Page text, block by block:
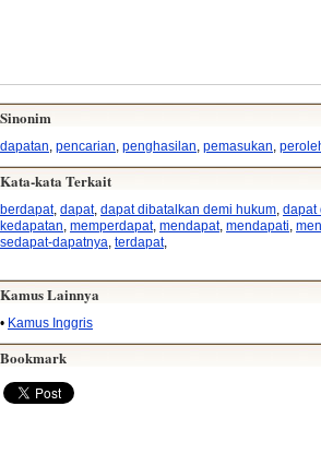
Sinonim
dapatan pencarian penghasilan pemasukan
Kata-kata Terkait
berdapat, dapat, dapat dibatalkan demi hukum, dapat
kedapatan, memperdapat, mendapat, mendapati,
sedapat-dapatnya, terdapat,
Kamus Lainnya
• Kamus Inggris
Bookmark